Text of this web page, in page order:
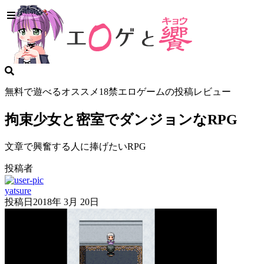
無料で遊べるオススメ18禁エロゲームの投稿レビュー
拘束少女と密室でダンジョンなRPG
文章で興奮する人に捧げたいRPG
投稿者
yatsure
投稿日 2018年 3月 20日